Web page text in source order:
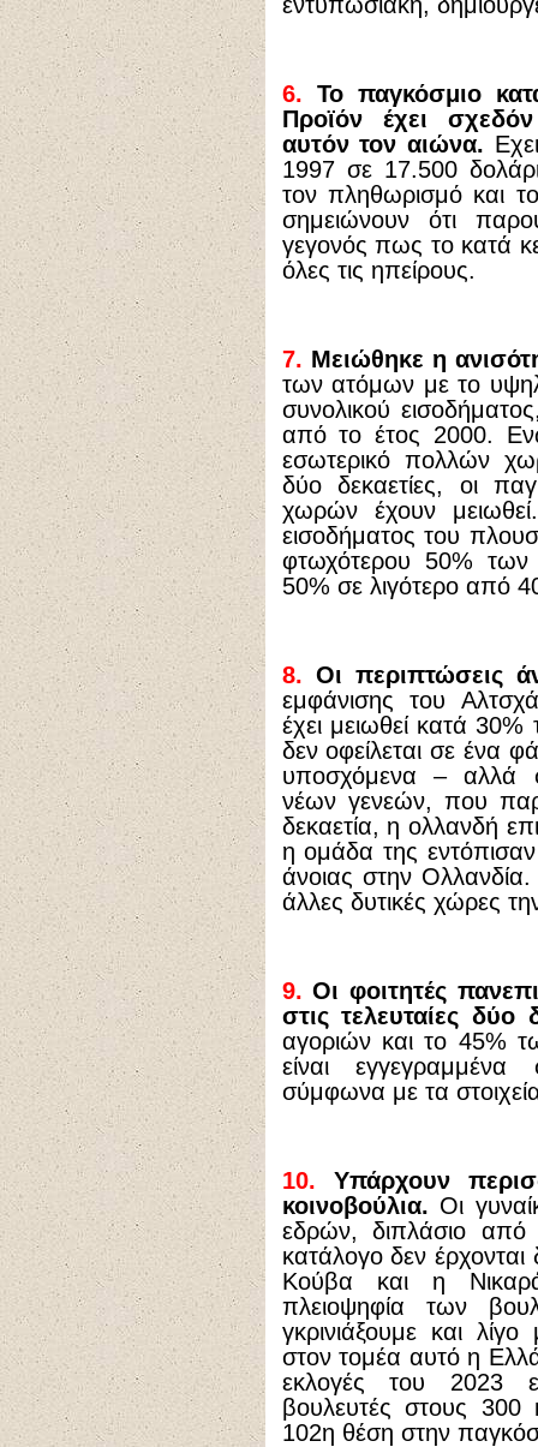
6. Το παγκόσμιο
Προϊόν έχει
αυτόν τον αιώνα.
1997 σε 17.500
τον πληθωρισμό και
σημειώνουν ότι
γεγονός πως το κατά
όλες τις ηπείρους.
7. Μειώθηκε η
των ατόμων με το
συνολικού
από το έτος 2000.
εσωτερικό πολλών
δύο δεκαετίες, οι
χωρών έχουν
εισοδήματος του
φτωχότερου 50%
50% σε λιγότερο από
8. Οι περιπτώσεις
εμφάνισης του
έχει μειωθεί κατά
δεν οφείλεται σε ένα
υποσχόμενα – αλλά
νέων γενεών, που
δεκαετία, η ολλανδή
η ομάδα της
άνοιας στην Ολλανδία.
άλλες δυτικές χώρες
9. Οι φοιτητές
στις τελευταίες δύο
αγοριών και το 45%
είναι εγγεγραμμένα
σύμφωνα με τα
10. Υπάρχουν
κοινοβούλια. Οι
εδρών, διπλάσιο
κατάλογο δεν
Κούβα και η
πλειοψηφία των
γκρινιάξουμε και
στον τομέα αυτό η
εκλογές του 2023
βουλευτές στους
102η θέση στην